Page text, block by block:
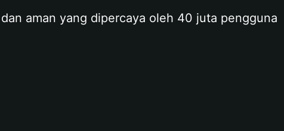
aman yang dipercaya oleh 40 juta pengguna